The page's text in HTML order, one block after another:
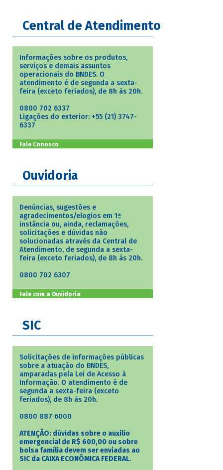
Central de Atendimento
Informações sobre os produtos,
serviços e demais assuntos
operacionais do BNDES. O
atendimento é de segunda a sexta-
feira (exceto feriados), de 8h às 20h.
0800 702 6337
Ligações do exterior: +55 (21) 3747-
6337
Fale Conosco
Ouvidoria
Denúncias, sugestões e
agradecimentos/elogios em 1ª
instância ou, ainda, reclamações,
solicitações e dúvidas não
solucionadas através da Central de
Atendimento, de segunda a sexta-
feira (exceto feriados), de 8h às 20h.
0800 702 6307
Fale com a Ouvidoria
SIC
Solicitações de informações públicas
sobre a atuação do BNDES,
amparadas pela Lei de Acesso à
Informação. O atendimento é de
segunda a sexta-feira (exceto
feriados), de 8h às 20h.
0800 887 6000
ATENÇÃO: dúvidas sobre o auxilio
emergencial de R$ 600,00 ou sobre
bolsa família devem ser enviadas ao
SIC da CAIXA ECONÔMICA FEDERAL.